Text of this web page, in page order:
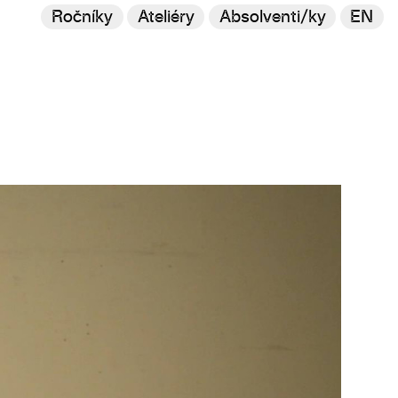
EN
Ročníky Ateliéry Absolventi/ky